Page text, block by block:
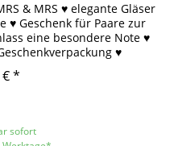
& MRS ♥ elegante Gläser
♥ Geschenk für Paare zur
eine besondere Note ♥
♥
€ *
sofort